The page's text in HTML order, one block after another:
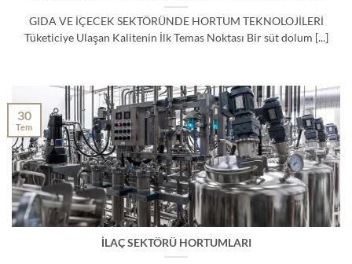
GIDA VE İÇECEK SEKTÖRÜNDE HORTUM TEKNOLOJİLERİ
Tüketiciye Ulaşan Kalitenin İlk Temas Noktası Bir süt dolum [...]
İLAÇ SEKTÖRÜ HORTUMLARI
30
Tem